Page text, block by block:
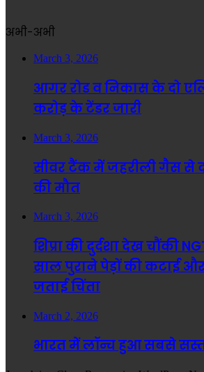
अभी-अभी
March 3, 2026
आगर रोड व निकास के दो
करोड़ के टेंडर जारी
March 3, 2026
सीवर टैंक में जहरीली गैस से
की मौत
March 3, 2026
शिप्रा की दुर्दशा देख चौंकी
साल पुराने पेड़ों की कटाई
जताई चिंता
March 2, 2026
भारत में लॉन्च हुआ सबसे